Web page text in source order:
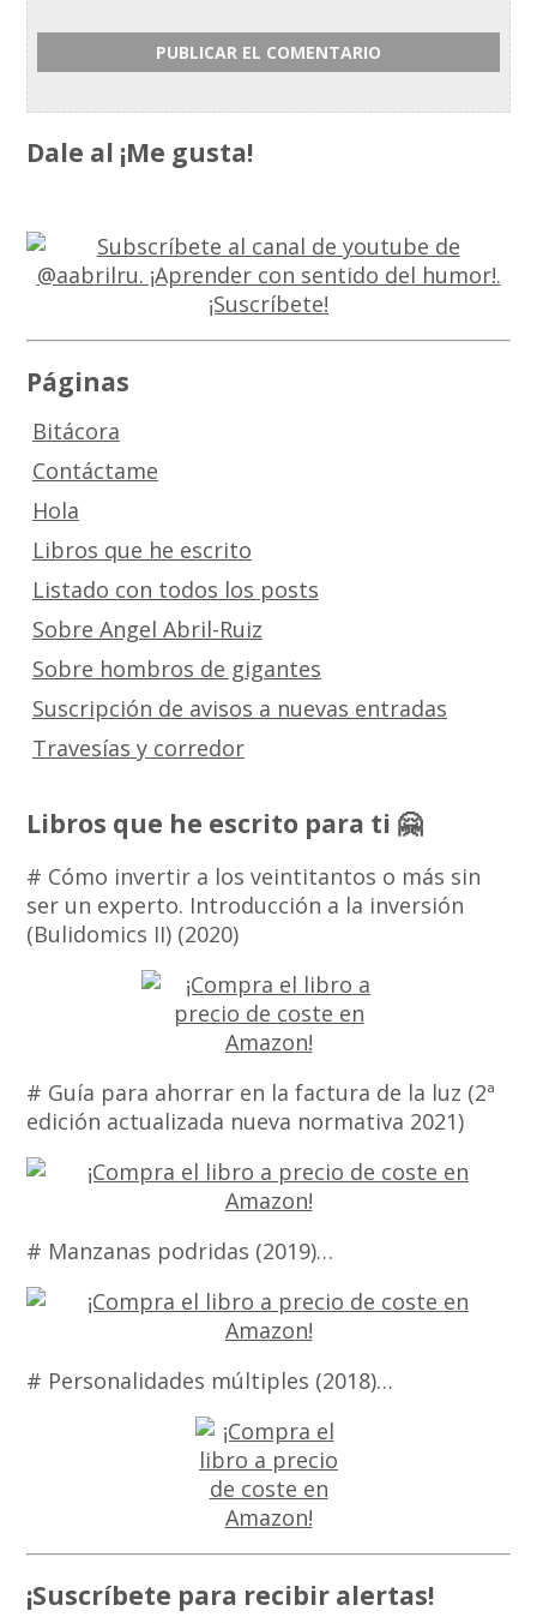
Dale al ¡Me gusta!
Páginas
Bitácora
Contáctame
Hola
Libros que he escrito
Listado con todos los posts
Sobre Angel Abril-Ruiz
Sobre hombros de gigantes
Suscripción de avisos a nuevas entradas
Travesías y corredor
Libros que he escrito para ti 🤗
# Cómo invertir a los veintitantos o más sin
ser un experto. Introducción a la inversión
(Bulidomics II) (2020)
# Guía para ahorrar en la factura de la luz (2ª
edición actualizada nueva normativa 2021)
# Manzanas podridas (2019)…
# Personalidades múltiples (2018)…
¡Suscríbete para recibir alertas!